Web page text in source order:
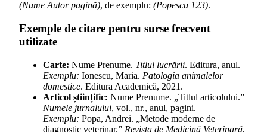
(Nume Autor pagină), de exemplu: (Popescu 123).
Exemple de citare pentru surse frecvent
utilizate
Carte: Nume Prenume. Titlul lucrării. Editura, anul.
Exemplu: Ionescu, Maria. Patologia animalelor
domestice. Editura Academică, 2021.
Articol științific: Nume Prenume. „Titlul articolului.”
Numele jurnalului, vol., nr., anul, pagini.
Exemplu: Popa, Andrei. „Metode moderne de
diagnostic veterinar.” Revista de Medicină Veterinară,